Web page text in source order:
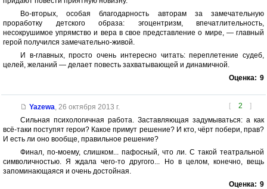
Во-вторых, особая благодарность авторам за замечательную
проработку детского образа: эгоцентризм, впечатлительность,
несокрушимое упрямство и вера в свое представление о мире, — главный
герой получился замечательно-живой.
И в-главных, просто очень интересно читать: переплетение судеб,
целей, желаний — делает повесть захватывающей и динамичной.
Оценка: 9
[ 2 ]
Yazewa 26 октября 2013 г.
Сильная психологичная работа. Заставляющая задумываться: а как
всё-таки поступят герои? Какое примут решение? И кто, чёрт побери, прав?
И есть ли оно вообще, правильное решение?
Финал, по-моему, слишком... пафосный, что ли. С такой театральной
символичностью. Я ждала чего-то другого... Но в целом, конечно, вещь
запоминающаяся и очень достойная.
Оценка: 9